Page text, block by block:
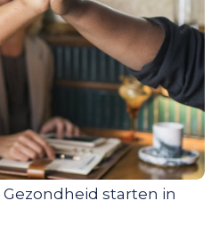
Gezondheid starten in